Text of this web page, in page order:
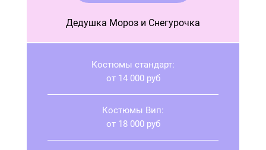
Дедушка Мороз и Снегурочка
Костюмы стандарт:
от 14 000 руб
Костюмы Вип:
от 18 000 руб